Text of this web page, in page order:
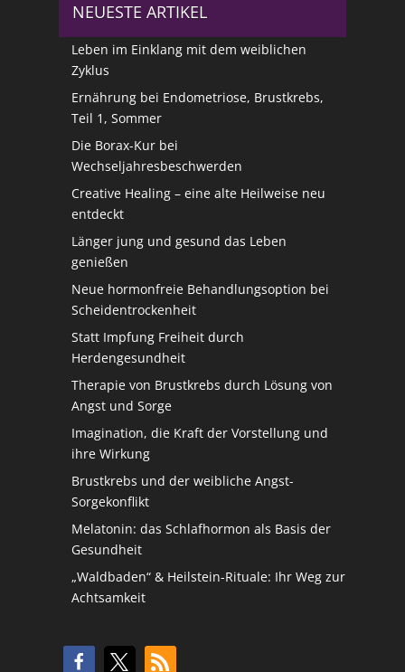
NEUESTE ARTIKEL
Leben im Einklang mit dem weiblichen
Zyklus
Ernährung bei Endometriose, Brustkrebs,
Teil 1, Sommer
Die Borax-Kur bei
Wechseljahresbeschwerden
Creative Healing – eine alte Heilweise neu
entdeckt
Länger jung und gesund das Leben
genießen
Neue hormonfreie Behandlungsoption bei
Scheidentrockenheit
Statt Impfung Freiheit durch
Herdengesundheit
Therapie von Brustkrebs durch Lösung von
Angst und Sorge
Imagination, die Kraft der Vorstellung und
ihre Wirkung
Brustkrebs und der weibliche Angst-
Sorgekonflikt
Melatonin: das Schlafhormon als Basis der
Gesundheit
„Waldbaden“ & Heilstein-Rituale: Ihr Weg zur
Achtsamkeit